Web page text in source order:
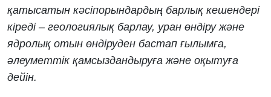
қатысатын кәсіпорындардың барлық кешендері
кіреді – геологиялық барлау, уран өндіру және
ядролық отын өндіруден бастап ғылымға,
әлеуметтік қамсыздандыруға және оқытуға
дейін.